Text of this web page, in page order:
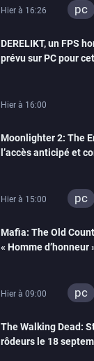
Hier à 16:26 pc
DERELIKT, un FPS
prévu sur PC pour
Hier à 16:00
Moonlighter 2: The
l’accès anticipé et
Hier à 15:00 pc
Mafia: The Old
« Homme
Hier à 09:00 pc
The Walking Dead:
rôdeurs le 18